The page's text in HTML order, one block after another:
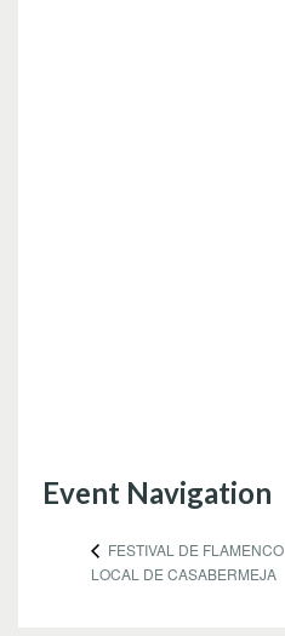
Event Navigation
FESTIVAL DE FLAMENCO
LOCAL DE CASABERMEJA